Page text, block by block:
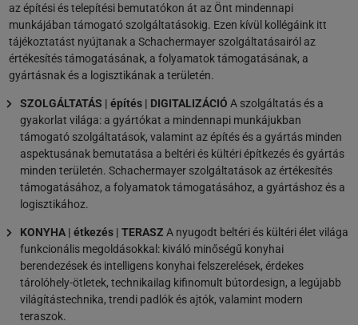
az építési és telepítési bemutatókon át az Önt mindennapi
munkájában támogató szolgáltatásokig. Ezen kívül kollégáink itt
tájékoztatást nyújtanak a Schachermayer szolgáltatásairól az
értékesítés támogatásának, a folyamatok támogatásának, a
gyártásnak és a logisztikának a területén.
SZOLGÁLTATÁS | építés | DIGITALIZÁCIÓ A szolgáltatás és a
gyakorlat világa: a gyártókat a mindennapi munkájukban
támogató szolgáltatások, valamint az építés és a gyártás minden
aspektusának bemutatása a beltéri és kültéri építkezés és gyártás
minden területén. Schachermayer szolgáltatások az értékesítés
támogatásához, a folyamatok támogatásához, a gyártáshoz és a
logisztikához.
KONYHA | étkezés | TERASZ A nyugodt beltéri és kültéri élet világa
funkcionális megoldásokkal: kiváló minőségű konyhai
berendezések és intelligens konyhai felszerelések, érdekes
tárolóhely-ötletek, technikailag kifinomult bútordesign, a legújabb
világítástechnika, trendi padlók és ajtók, valamint modern
teraszok.